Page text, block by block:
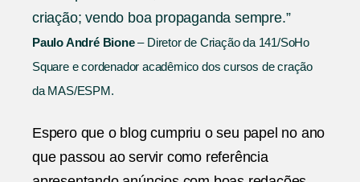
criação; vendo boa propaganda sempre.”
Paulo André Bione– Diretor de Criação da 141/SoHo
Square e cordenador acadêmico dos cursos de cração
da MAS/ESPM.
Espero que o blog cumpriu o seu papel no ano
que passou ao servir como referência